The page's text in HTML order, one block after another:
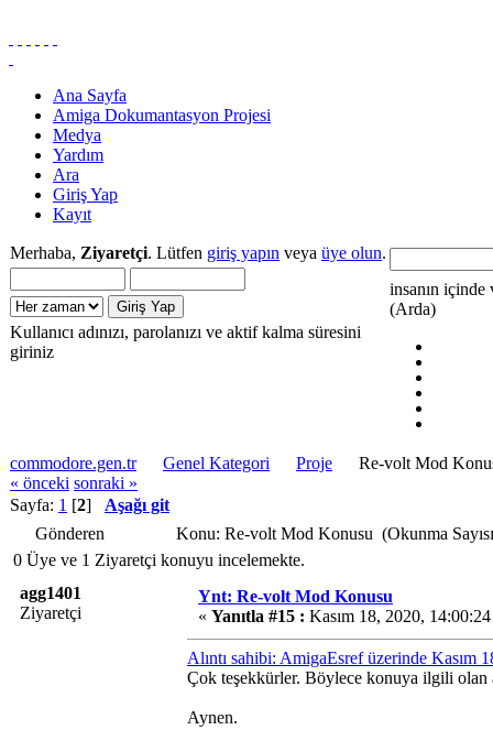
Ana Sayfa
Amiga Dokumantasyon Projesi
Medya
Yardım
Ara
Giriş Yap
Kayıt
Merhaba, Ziyaretçi. Lütfen giriş yapın veya üye olun.
Kullanıcı adınızı, parolanızı ve aktif kalma süresini
giriniz
insanın içinde
(Arda)
commodore.gen.tr Genel Kategori Proje
Re-volt Mod
« önceki sonraki »
Sayfa: 1 [2] Aşağı git
Gönderen
Konu: Re-volt Mod Konusu (Okunma
0 Üye ve 1 Ziyaretçi konuyu incelemekte.
agg1401
Ziyaretçi
Ynt: Re-volt Mod Konusu
« Yanıtla #15 : Kasım 18, 2020,
Alıntı sahibi: AmigaEsref üzerinde Kasım
Çok teşekkürler. Böylece konuya ilgili olan
Aynen.